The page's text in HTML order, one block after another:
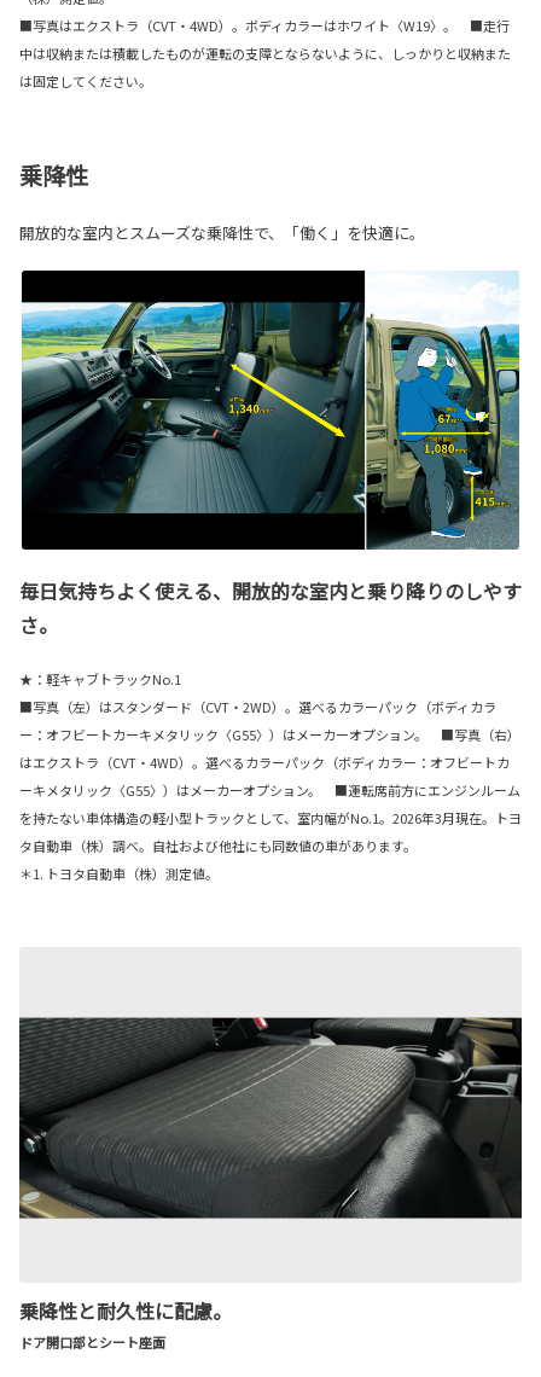
■写真はエクストラ（CVT・4WD）。ボディカラーはホワイト〈W19〉。 ■走行
中は収納または積載したものが運転の支障とならないように、しっかりと収納また
は固定してください。
乗降性
開放的な室内とスムーズな乗降性で、「働く」を快適に。
毎日気持ちよく使える、開放的な室内と乗り降りのしやす
さ。
★：軽キャブトラックNo.1
■写真（左）はスタンダード（CVT・2WD）。選べるカラーパック（ボディカラ
ー：オフビートカーキメタリック〈G55〉）はメーカーオプション。 ■写真（右）
はエクストラ（CVT・4WD）。選べるカラーパック（ボディカラー：オフビートカ
ーキメタリック〈G55〉）はメーカーオプション。 ■運転席前方にエンジンルーム
を持たない車体構造の軽小型トラックとして、室内幅がNo.1。2026年3月現在。トヨ
タ自動車（株）調べ。自社および他社にも同数値の車があります。
＊1. トヨタ自動車（株）測定値。
乗降性と耐久性に配慮。
ドア開口部とシート座面